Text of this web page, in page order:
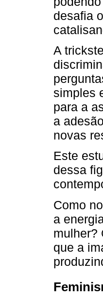
desafia
A
simples
para a
a
novas
Este
dessa
Como
a
mulher?
que a